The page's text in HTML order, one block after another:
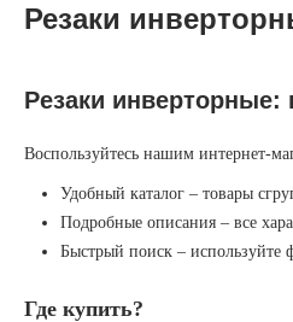
Резаки
Резаки инверторные:
Воспользуйтесь нашим интернет-
Удобный каталог – товары
Подробные описания – все
Быстрый поиск – используйте
Где купить?